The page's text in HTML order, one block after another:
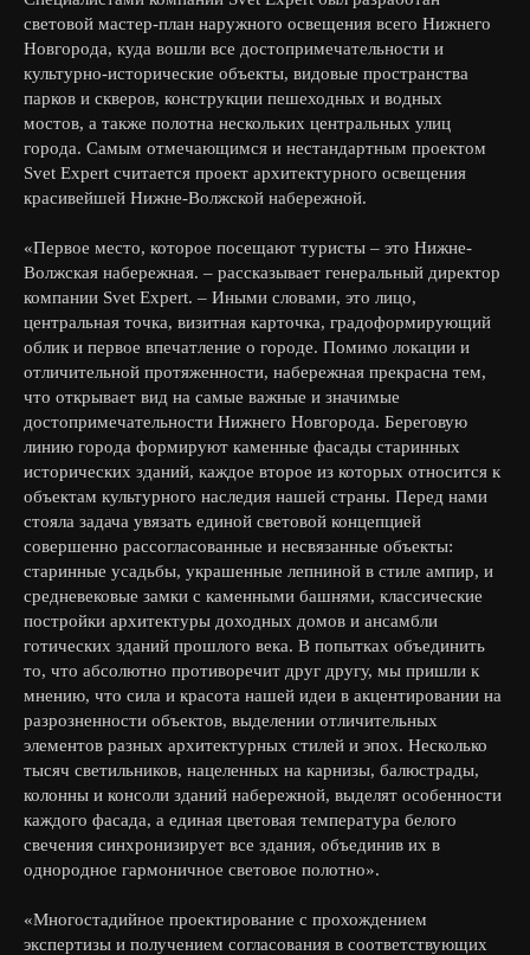
световой мастер-план наружного освещения всего Нижнего
Новгорода, куда вошли все достопримечательности и
культурно-исторические объекты, видовые пространства
парков и скверов, конструкции пешеходных и водных
мостов, а также полотна нескольких центральных улиц
города. Самым отмечающимся и нестандартным проектом
Svet Expert считается проект архитектурного освещения
красивейшей Нижне-Волжской набережной.
«Первое место, которое посещают туристы – это Нижне-
Волжская набережная. – рассказывает генеральный директор
компании Svet Expert. – Иными словами, это лицо,
центральная точка, визитная карточка, градоформирующий
облик и первое впечатление о городе. Помимо локации и
отличительной протяженности, набережная прекрасна тем,
что открывает вид на самые важные и значимые
достопримечательности Нижнего Новгорода. Береговую
линию города формируют каменные фасады старинных
исторических зданий, каждое второе из которых относится к
объектам культурного наследия нашей страны. Перед нами
стояла задача увязать единой световой концепцией
совершенно рассогласованные и несвязанные объекты:
старинные усадьбы, украшенные лепниной в стиле ампир, и
средневековые замки с каменными башнями, классические
постройки архитектуры доходных домов и ансамбли
готических зданий прошлого века. В попытках объединить
то, что абсолютно противоречит друг другу, мы пришли к
мнению, что сила и красота нашей идеи в акцентировании на
разрозненности объектов, выделении отличительных
элементов разных архитектурных стилей и эпох. Несколько
тысяч светильников, нацеленных на карнизы, балюстрады,
колонны и консоли зданий набережной, выделят особенности
каждого фасада, а единая цветовая температура белого
свечения синхронизирует все здания, объединив их в
однородное гармоничное световое полотно».
«Многостадийное проектирование с прохождением
экспертизы и получением согласования в соответствующих